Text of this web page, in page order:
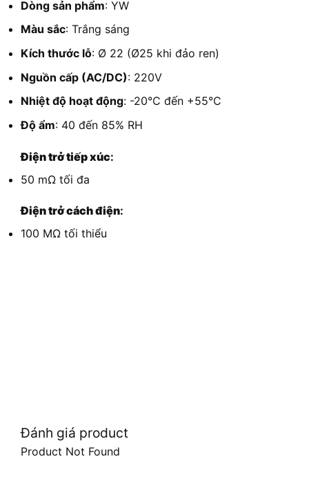
Dòng sản phẩm: YW
Màu sắc: Trắng sáng
Kích thước lỗ: Ø 22 (Ø25 khi đảo ren)
Nguồn cấp (AC/DC): 220V
Nhiệt độ hoạt động: -20°C đến +55°C
Độ ẩm: 40 đến 85% RH
Điện trở tiếp xúc:
50 mΩ tối đa
Điện trở cách điện:
100 MΩ tối thiểu
Đánh giá product
Product Not Found